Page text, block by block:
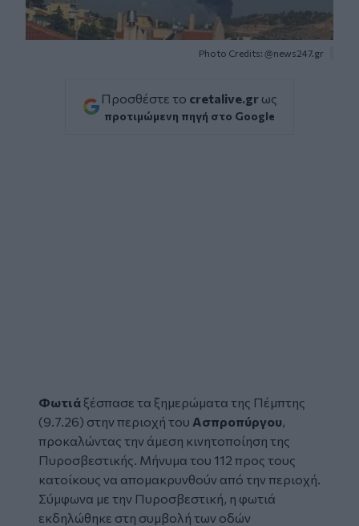
Photo Credits: @news247.gr
Προσθέστε το cretalive.gr ως
προτιμώμενη πηγή στο Google
Φωτιά ξέσπασε τα ξημερώματα της Πέμπτης
(9.7.26) στην περιοχή του Ασπροπύργου,
προκαλώντας την άμεση κινητοποίηση της
Πυροσβεστικής. Μήνυμα του 112 προς τους
κατοίκους να απομακρυνθούν από την περιοχή.
Σύμφωνα με την Πυροσβεστική, η φωτιά
εκδηλώθηκε στη συμβολή των οδών